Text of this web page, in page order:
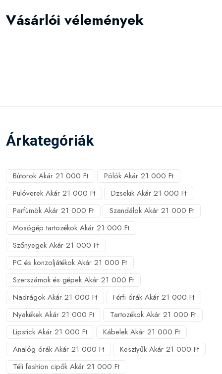
Vásárlói vélemények
Árkategóriák
Bútorok Akár 21 000 Ft
Pólók Akár 21 000 Ft
Pulóverek Akár 21 000 Ft
Dzsekik Akár 21 000 Ft
Parfümök Akár 21 000 Ft
Szandálok Akár 21 000 Ft
Mosógép tartozékok Akár 21 000 Ft
Szőnyegek Akár 21 000 Ft
PC és konzoljátékok Akár 21 000 Ft
Szerszámok és gépek Akár 21 000 Ft
Nadrágok Akár 21 000 Ft
Férfi órák Akár 21 000 Ft
Nyakékek Akár 21 000 Ft
Tartozékok Akár 21 000 Ft
Lipstick Akár 21 000 Ft
Kábelek Akár 21 000 Ft
Analóg órák Akár 21 000 Ft
Kesztyűk Akár 21 000 Ft
Téli fashion cipők Akár 21 000 Ft